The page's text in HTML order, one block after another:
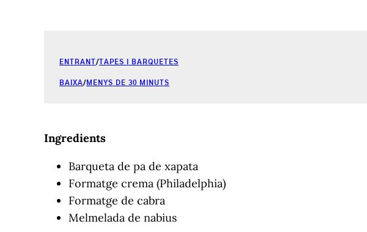
ENTRANT / TAPES I BARQUETES
BAIXA/ MENYS DE 30 MINUTS
Ingredients
Barqueta de pa de xapata
Formatge crema (Philadelphia)
Formatge de cabra
Melmelada de nabius